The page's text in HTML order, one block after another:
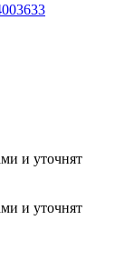
и уточнят
и уточнят